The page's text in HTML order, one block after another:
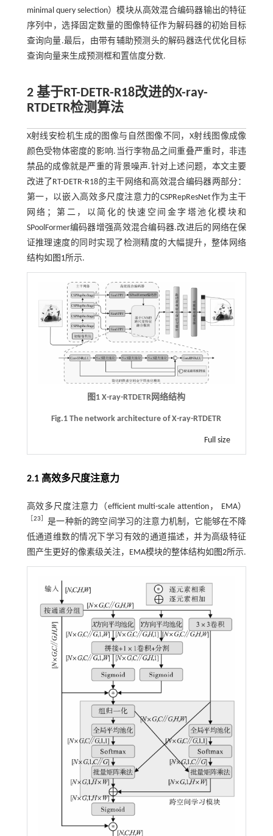
minimal query selection）模块从高效混合编码器输出的特征
序列中，选择固定数量的图像特征作为解码器的初始目标
查询向量.最后，由带有辅助预测头的解码器迭代优化目标
查询向量来生成预测框和置信度分数.
2 基于RT-DETR-R18改进的X-ray-
RTDETR检测算法
X射线安检机生成的图像与自然图像不同，X射线图像成像
颜色受物体密度的影响.当行李物品之间重叠严重时，非违
禁品的成像就是严重的背景噪声.针对上述问题，本文主要
改进了RT-DETR-R18的主干网络和高效混合编码器两部分：
第一，以嵌入高效多尺度注意力的CSPRepResNet作为主干
网络；第二，以简化的快速空间金字塔池化模块和
SPoolFormer编码器增强高效混合编码器.改进后的网络在保
证推理速度的同时实现了检测精度的大幅提升，整体网络
结构如 图1所示.
图1 X-ray-RTDETR网络结构
Fig.1 The network architecture of X-ray-RTDETR
Full size
2.1 高效多尺度注意力
高效多尺度注意力（efficient multi-scale attention， EMA）
［23］ 是一种新的跨空间学习的注意力机制，它能够在不降
低通道维数的情况下学习有效的通道描述，并为高级特征
图产生更好的像素级关注，EMA模块的整体结构如 图2所示.